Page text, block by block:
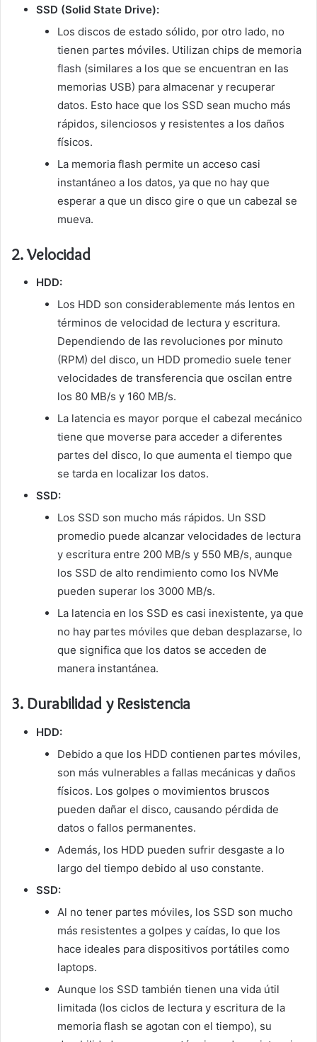
SSD (Solid State Drive):
Los discos de estado sólido, por otro lado, no
tienen partes móviles. Utilizan chips de memoria
flash (similares a los que se encuentran en las
memorias USB) para almacenar y recuperar
datos. Esto hace que los SSD sean mucho más
rápidos, silenciosos y resistentes a los daños
físicos.
La memoria flash permite un acceso casi
instantáneo a los datos, ya que no hay que
esperar a que un disco gire o que un cabezal se
mueva.
2.Velocidad
HDD:
Los HDD son considerablemente más lentos en
términos de velocidad de lectura y escritura.
Dependiendo de las revoluciones por minuto
(RPM) del disco, un HDD promedio suele tener
velocidades de transferencia que oscilan entre
los 80 MB/s y 160 MB/s.
La latencia es mayor porque el cabezal mecánico
tiene que moverse para acceder a diferentes
partes del disco, lo que aumenta el tiempo que
se tarda en localizar los datos.
SSD:
Los SSD son mucho más rápidos. Un SSD
promedio puede alcanzar velocidades de lectura
y escritura entre 200 MB/s y 550 MB/s, aunque
los SSD de alto rendimiento como los NVMe
pueden superar los 3000 MB/s.
La latencia en los SSD es casi inexistente, ya que
no hay partes móviles que deban desplazarse, lo
que significa que los datos se acceden de
manera instantánea.
3. Durabilidad y Resistencia
HDD:
Debido a que los HDD contienen partes móviles,
son más vulnerables a fallas mecánicas y daños
físicos. Los golpes o movimientos bruscos
pueden dañar el disco, causando pérdida de
datos o fallos permanentes.
Además, los HDD pueden sufrir desgaste a lo
largo del tiempo debido al uso constante.
SSD:
Al no tener partes móviles, los SSD son mucho
más resistentes a golpes y caídas, lo que los
hace ideales para dispositivos portátiles como
laptops.
Aunque los SSD también tienen una vida útil
limitada (los ciclos de lectura y escritura de la
memoria flash se agotan con el tiempo), su